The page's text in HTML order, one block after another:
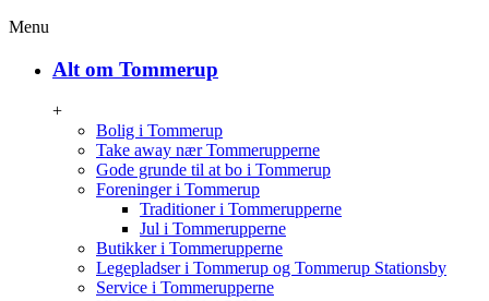
Menu
Alt om Tommerup
+
Bolig i Tommerup
Take away nær Tommerupperne
Gode grunde til at bo i Tommerup
Foreninger i Tommerup
Traditioner i Tommerupperne
Jul i Tommerupperne
Butikker i Tommerupperne
Legepladser i Tommerup og Tommerup Stationsby
Service i Tommerupperne